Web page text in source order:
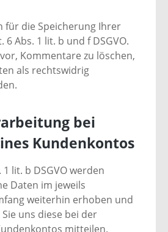
für die Speicherung Ihrer
Abs. 1 lit. b und f DSGVO.
Kommentare zu löschen,
als rechtswidrig
bei
Kundenkontos
lit. b DSGVO werden
Daten im jeweils
weiterhin erhoben und
uns diese bei der
mitteilen.